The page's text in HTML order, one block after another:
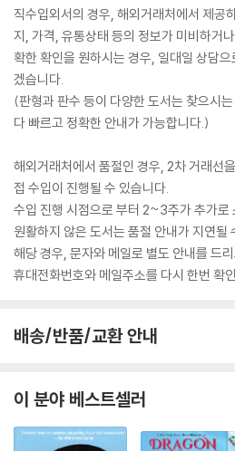
직수입외서의 경우, 해외거래처에서 제공
지, 가격, 유통상태 등의 정보가 미비하거
확한 확인을 원하시는 경우, 일대일 상담
겠습니다.
(판형과 판수 등이 다양한 도서는 찾으시
다 빠르고 정확한 안내가 가능합니다.)
해외거래처에서 품절인 경우, 2차 거래선
접 수입이 진행될 수 있습니다.
수입 진행 시점으로 부터 2~3주가 추가로
원활하지 않은 도서는 품절 안내가 지연될
해당 경우, 문자와 메일로 별도 안내를 드
휴대전화번호와 메일주소를 다시 한번 확
배송/반품/교환 안내
이 분야 베스트셀러